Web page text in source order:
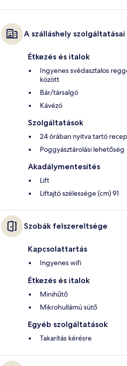
A szálláshely szolgáltatásai
Étkezés és italok
Ingyenes svédasztalos
között
Bár/társalgó
Kávézó
Szolgáltatások
24 órában nyitva tartó
Poggyásztárolási lehetőség
Akadálymentesítés
Lift
Liftajtó szélessége (cm) 91
Szobák felszereltsége
Kapcsolattartás
Ingyenes wifi
Étkezés és italok
Minihűtő
Mikrohullámú sütő
Egyéb szolgáltatások
Takarítás kérésre